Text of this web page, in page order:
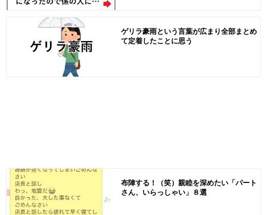
ゲリラ豪雨という言葉が広まり全部まとめ
て定着したことに思う
布陣する！（笑）親睦を深めたい「パート
さん、いらっしゃい」８選